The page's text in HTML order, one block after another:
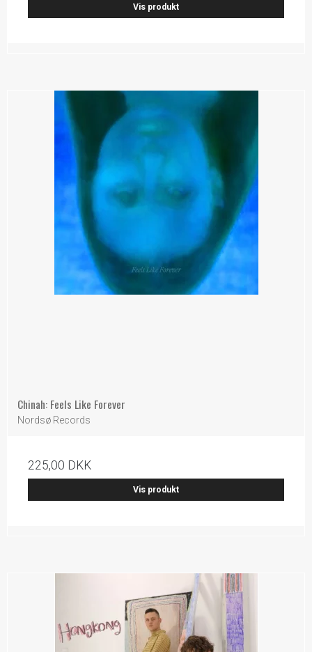
Vis produkt
Chinah: Feels Like Forever
Nordsø Records
225,00 DKK
Vis produkt